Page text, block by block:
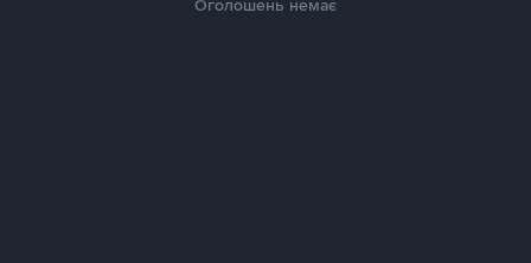
Оголошень немає